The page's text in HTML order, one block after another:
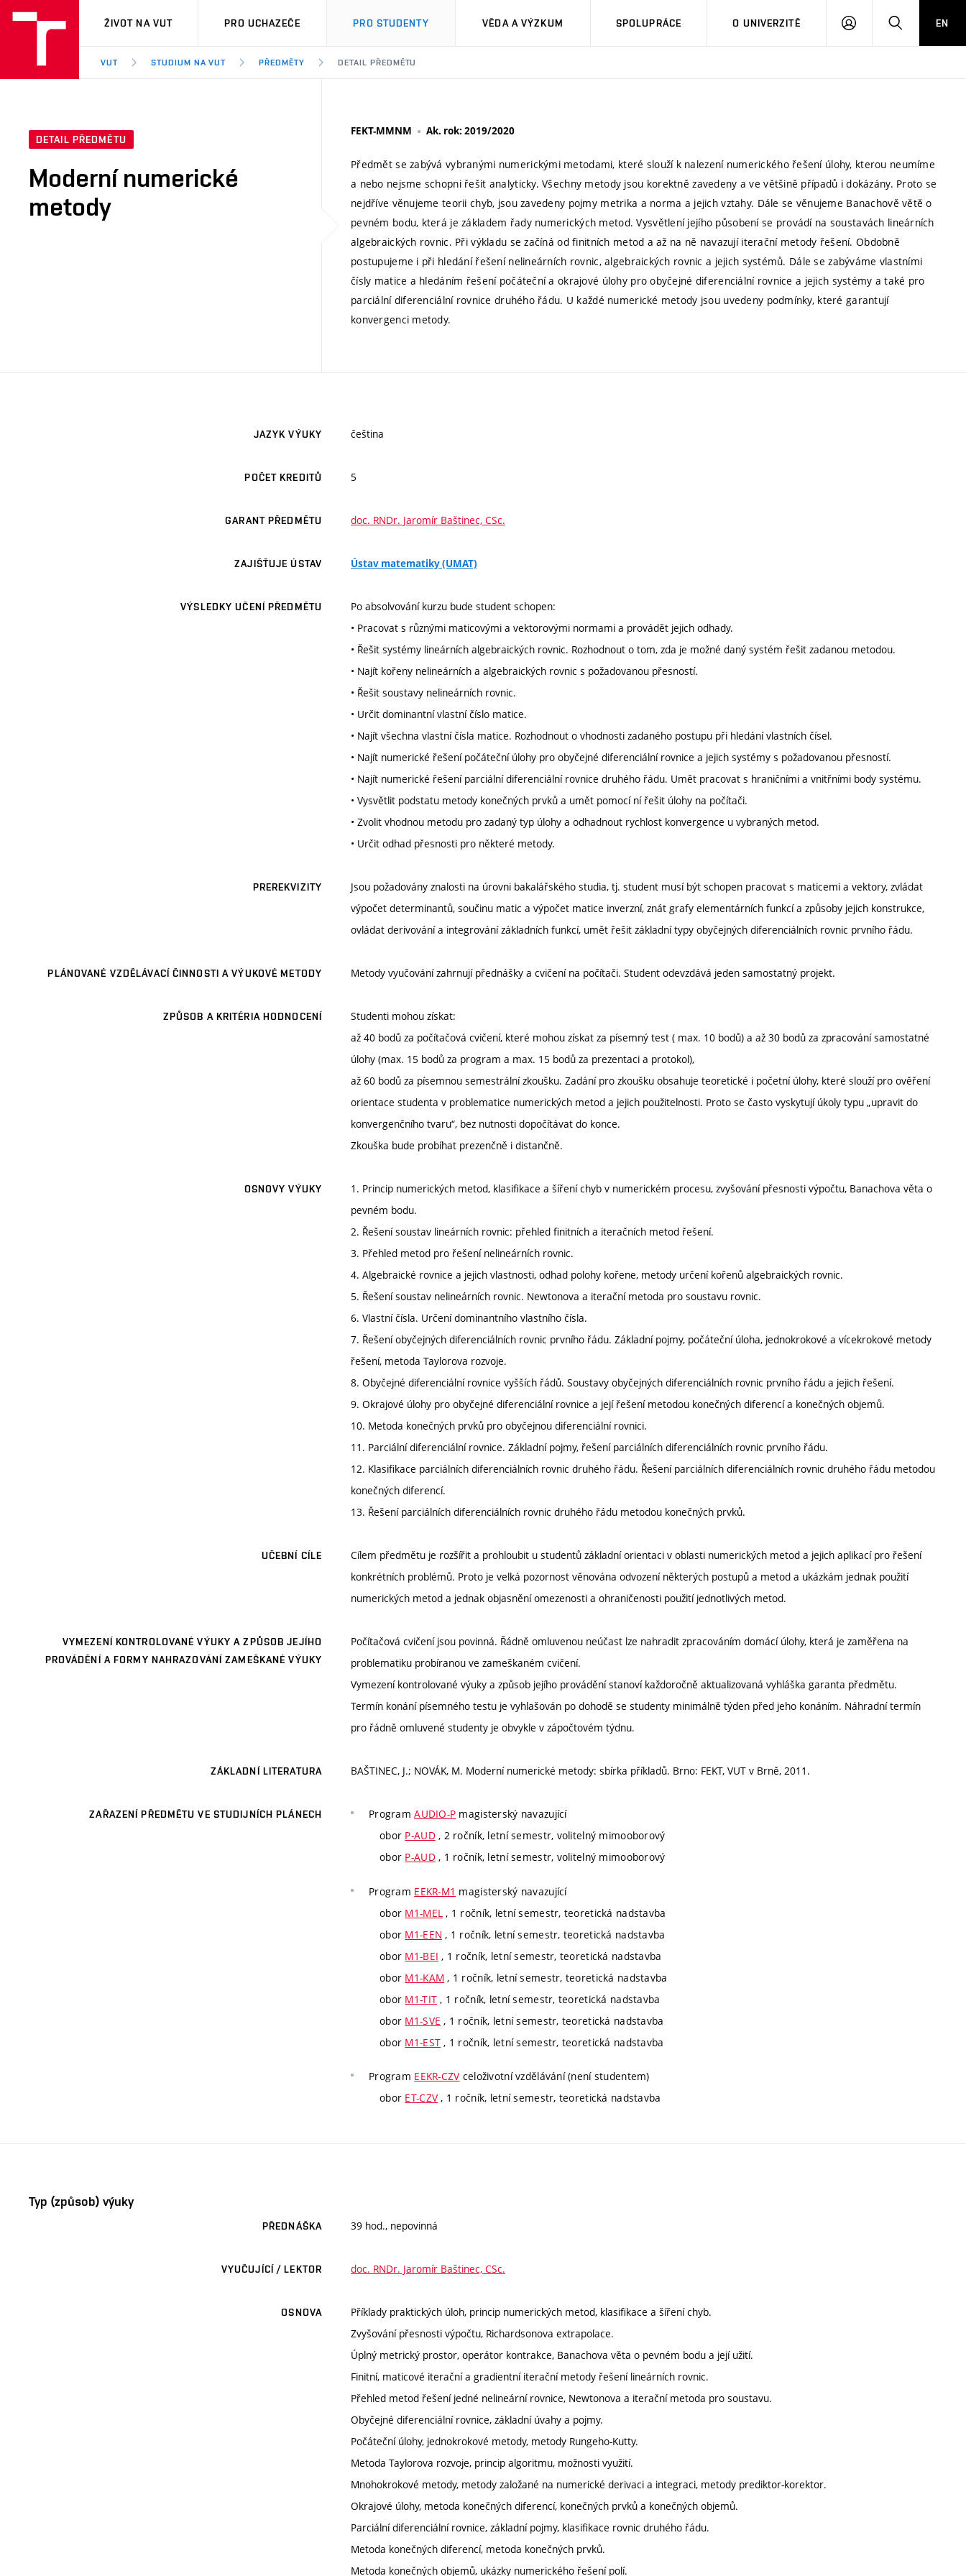
VUT
ŽIVOT NA VUT PRO UCHAZEČE PRO STUDENTY VĚDA A VÝZKUM SPOLUPRÁCE O UNIVERZITĚ
PŘIHLÁSIT HLEDATEN
VUT STUDIUM NA VUT PŘEDMĚTY DETAIL PŘEDMĚTU
DETAIL PŘEDMĚTU
Moderní numerické
metody
FEKT-MMNM Ak. rok: 2019/2020
Předmět se zabývá vybranými numerickými metodami, které slouží k nalezení numerického řešení úlohy, kterou neumíme
a nebo nejsme schopni řešit analyticky. Všechny metody jsou korektně zavedeny a ve většině případů i dokázány. Proto se
nejdříve věnujeme teorii chyb, jsou zavedeny pojmy metrika a norma a jejich vztahy. Dále se věnujeme Banachově větě o
pevném bodu, která je základem řady numerických metod. Vysvětlení jejího působení se provádí na soustavách lineárních
algebraických rovnic. Při výkladu se začíná od finitních metod a až na ně navazují iterační metody řešení. Obdobně
postupujeme i při hledání řešení nelineárních rovnic, algebraických rovnic a jejich systémů. Dále se zabýváme vlastními
čísly matice a hledáním řešení počáteční a okrajové úlohy pro obyčejné diferenciální rovnice a jejich systémy a také pro
parciální diferenciální rovnice druhého řádu. U každé numerické metody jsou uvedeny podmínky, které garantují
konvergenci metody.
JAZYK VÝUKY čeština
POČET KREDITŮ 5
GARANT PŘEDMĚTU doc. RNDr. Jaromír Baštinec, CSc.
ZAJIŠŤUJE ÚSTAV Ústav matematiky (UMAT)
VÝSLEDKY UČENÍ PŘEDMĚTU
Po absolvování kurzu bude student schopen:
• Pracovat s různými maticovými a vektorovými normami a provádět jejich odhady.
• Řešit systémy lineárních algebraických rovnic. Rozhodnout o tom, zda je možné daný systém řešit zadanou metodou.
• Najít kořeny nelineárních a algebraických rovnic s požadovanou přesností.
• Řešit soustavy nelineárních rovnic.
• Určit dominantní vlastní číslo matice.
• Najít všechna vlastní čísla matice. Rozhodnout o vhodnosti zadaného postupu při hledání vlastních čísel.
• Najít numerické řešení počáteční úlohy pro obyčejné diferenciální rovnice a jejich systémy s požadovanou přesností.
• Najít numerické řešení parciální diferenciální rovnice druhého řádu. Umět pracovat s hraničními a vnitřními body systému.
• Vysvětlit podstatu metody konečných prvků a umět pomocí ní řešit úlohy na počítači.
• Zvolit vhodnou metodu pro zadaný typ úlohy a odhadnout rychlost konvergence u vybraných metod.
• Určit odhad přesnosti pro některé metody.
PREREKVIZITY
Jsou požadovány znalosti na úrovni bakalářského studia, tj. student musí být schopen pracovat s maticemi a vektory, zvládat
výpočet determinantů, součinu matic a výpočet matice inverzní, znát grafy elementárních funkcí a způsoby jejich konstrukce,
ovládat derivování a integrování základních funkcí, umět řešit základní typy obyčejných diferenciálních rovnic prvního řádu.
PLÁNOVANÉ VZDĚLÁVACÍ ČINNOSTI A VÝUKOVÉ METODY Metody vyučování zahrnují přednášky a cvičení na počítači. Student odevzdává jeden samostatný projekt.
ZPŮSOB A KRITÉRIA HODNOCENÍ
Studenti mohou získat:
až 40 bodů za počítačová cvičení, které mohou získat za písemný test ( max. 10 bodů) a až 30 bodů za zpracování samostatné
úlohy (max. 15 bodů za program a max. 15 bodů za prezentaci a protokol),
až 60 bodů za písemnou semestrální zkoušku. Zadání pro zkoušku obsahuje teoretické i početní úlohy, které slouží pro ověření
orientace studenta v problematice numerických metod a jejich použitelnosti. Proto se často vyskytují úkoly typu „upravit do
konvergenčního tvaru“, bez nutnosti dopočítávat do konce.
Zkouška bude probíhat prezenčně i distančně.
OSNOVY VÝUKY
1. Princip numerických metod, klasifikace a šíření chyb v numerickém procesu, zvyšování přesnosti výpočtu, Banachova věta o
pevném bodu.
2. Řešení soustav lineárních rovnic: přehled finitních a iteračních metod řešení.
3. Přehled metod pro řešení nelineárních rovnic.
4. Algebraické rovnice a jejich vlastnosti, odhad polohy kořene, metody určení kořenů algebraických rovnic.
5. Řešení soustav nelineárních rovnic. Newtonova a iterační metoda pro soustavu rovnic.
6. Vlastní čísla. Určení dominantního vlastního čísla.
7. Řešení obyčejných diferenciálních rovnic prvního řádu. Základní pojmy, počáteční úloha, jednokrokové a vícekrokové metody
řešení, metoda Taylorova rozvoje.
8. Obyčejné diferenciální rovnice vyšších řádů. Soustavy obyčejných diferenciálních rovnic prvního řádu a jejich řešení.
9. Okrajové úlohy pro obyčejné diferenciální rovnice a její řešení metodou konečných diferencí a konečných objemů.
10. Metoda konečných prvků pro obyčejnou diferenciální rovnici.
11. Parciální diferenciální rovnice. Základní pojmy, řešení parciálních diferenciálních rovnic prvního řádu.
12. Klasifikace parciálních diferenciálních rovnic druhého řádu. Řešení parciálních diferenciálních rovnic druhého řádu metodou
konečných diferencí.
13. Řešení parciálních diferenciálních rovnic druhého řádu metodou konečných prvků.
UČEBNÍ CÍLE
Cílem předmětu je rozšířit a prohloubit u studentů základní orientaci v oblasti numerických metod a jejich aplikací pro řešení
konkrétních problémů. Proto je velká pozornost věnována odvození některých postupů a metod a ukázkám jednak použití
numerických metod a jednak objasnění omezenosti a ohraničenosti použití jednotlivých metod.
VYMEZENÍ KONTROLOVANÉ VÝUKY A ZPŮSOB JEJÍHO
PROVÁDĚNÍ A FORMY NAHRAZOVÁNÍ ZAMEŠKANÉ VÝUKY
Počítačová cvičení jsou povinná. Řádně omluvenou neúčast lze nahradit zpracováním domácí úlohy, která je zaměřena na
problematiku probíranou ve zameškaném cvičení.
Vymezení kontrolované výuky a způsob jejího provádění stanoví každoročně aktualizovaná vyhláška garanta předmětu.
Termín konání písemného testu je vyhlašován po dohodě se studenty minimálně týden před jeho konáním. Náhradní termín
pro řádně omluvené studenty je obvykle v zápočtovém týdnu.
ZÁKLADNÍ LITERATURA BAŠTINEC, J.; NOVÁK, M. Moderní numerické metody: sbírka příkladů. Brno: FEKT, VUT v Brně, 2011.
ZAŘAZENÍ PŘEDMĚTU VE STUDIJNÍCH PLÁNECH ProgramAUDIO-P magisterský navazující
obor P-AUD, 2 ročník, letní semestr, volitelný mimooborový
obor P-AUD, 1 ročník, letní semestr, volitelný mimooborový
Program EEKR-M1 magisterský navazující
obor M1-MEL , 1 ročník, letní semestr, teoretická nadstavba
obor M1-EEN , 1 ročník, letní semestr, teoretická nadstavba
obor M1-BEI , 1 ročník, letní semestr, teoretická nadstavba
obor M1-KAM , 1 ročník, letní semestr, teoretická nadstavba
obor M1-TIT , 1 ročník, letní semestr, teoretická nadstavba
obor M1-SVE , 1 ročník, letní semestr, teoretická nadstavba
obor M1-EST , 1 ročník, letní semestr, teoretická nadstavba
Program EEKR-CZV celoživotní vzdělávání (není studentem)
obor ET-CZV , 1 ročník, letní semestr, teoretická nadstavba
Typ (způsob) výuky
PŘEDNÁŠKA 39 hod., nepovinná
VYUČUJÍCÍ / LEKTOR doc. RNDr. Jaromír Baštinec, CSc.
OSNOVA
Příklady praktických úloh, princip numerických metod, klasifikace a šíření chyb.
Zvyšování přesnosti výpočtu, Richardsonova extrapolace.
Úplný metrický prostor, operátor kontrakce, Banachova věta o pevném bodu a její užití.
Finitní, maticové iterační a gradientní iterační metody řešení lineárních rovnic.
Přehled metod řešení jedné nelineární rovnice, Newtonova a iterační metoda pro soustavu.
Obyčejné diferenciální rovnice, základní úvahy a pojmy.
Počáteční úlohy, jednokrokové metody, metody Rungeho-Kutty.
Metoda Taylorova rozvoje, princip algoritmu, možnosti využití.
Mnohokrokové metody, metody založané na numerické derivaci a integraci, metody prediktor-korektor.
Okrajové úlohy, metoda konečných diferencí, konečných prvků a konečných objemů.
Parciální diferenciální rovnice, základní pojmy, klasifikace rovnic druhého řádu.
Metoda konečných diferencí, metoda konečných prvků.
Metoda konečných objemů, ukázky numerického řešení polí.